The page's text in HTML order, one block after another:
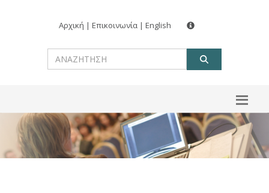
Αρχική | Επικοινωνία | English